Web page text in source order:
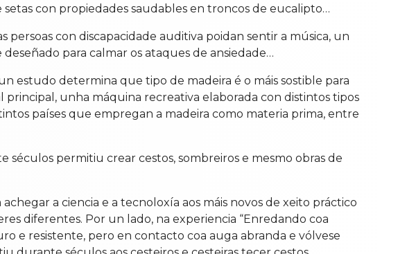
con propiedades saudables en troncos de eucalipto…
con discapacidade auditiva poidan sentir a música, un
para calmar os ataques de ansiedade…
estudo determina que tipo de madeira é o máis sostible para
unha máquina recreativa elaborada con distintos tipos
países que empregan a madeira como materia prima, entre
permitiu crear cestos, sombreiros e mesmo obras de
a ciencia e a tecnoloxía aos máis novos de xeito práctico
diferentes. Por un lado, na experiencia “Enredando coa
e resistente, pero en contacto coa auga abranda e vólvese